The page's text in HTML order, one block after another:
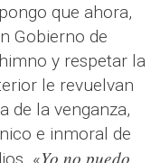
que ahora,
Gobierno de
y respetar la
le revuelvan
de la venganza,
e inmoral de
Yo no puedo